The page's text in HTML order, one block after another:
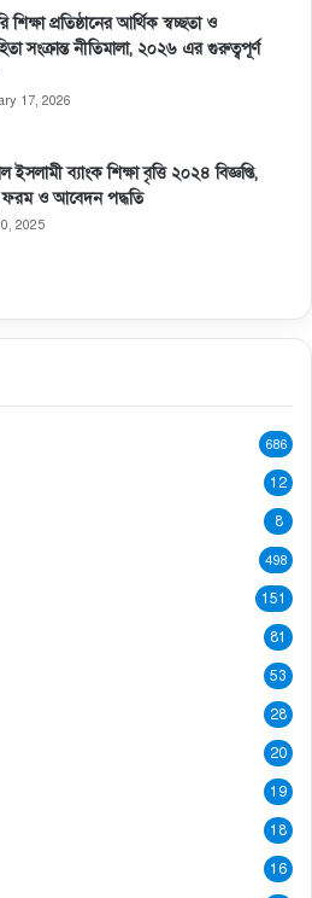
শিক্ষা প্রতিষ্ঠানের আর্থিক স্বচ্ছতা ও
সংক্রান্ত নীতিমালা, ২০২৬ এর গুরুত্বপূর্ণ
17, 2026
ইসলামী ব্যাংক শিক্ষা বৃত্তি ২০২৪ বিজ্ঞপ্তি,
ও আবেদন পদ্ধতি
2025
686
12
8
498
151
81
53
28
20
19
18
16